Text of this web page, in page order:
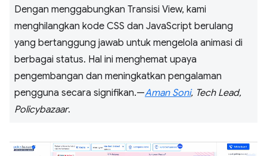
Dengan menggabungkan Transisi View, kami
menghilangkan kode CSS dan JavaScript berulang
yang bertanggung jawab untuk mengelola animasi di
berbagai status. Hal ini menghemat upaya
pengembangan dan meningkatkan pengalaman
pengguna secara signifikan.—Aman Soni, Tech Lead,
Policybazaar.